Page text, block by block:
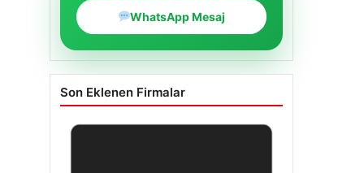
WhatsApp Mesaj
Son Eklenen Firmalar